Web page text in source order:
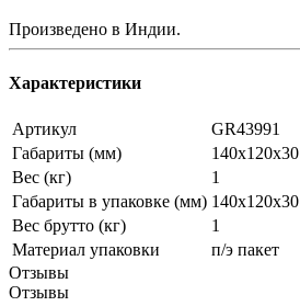
Произведено в Индии.
Характеристики
Артикул
GR43991
Габариты (мм)
140х120х30
Вес (кг)
1
Габариты в упаковке (мм) 140х120х30
Вес брутто (кг)
1
Материал упаковки
п/э пакет
Отзывы
Отзывы